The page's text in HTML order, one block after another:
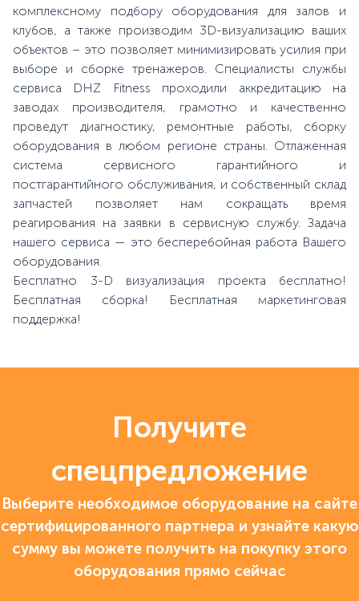
комплексному подбору оборудования для залов и
клубов, а также производим 3D-визуализацию ваших
объектов – это позволяет минимизировать усилия при
выборе и сборке тренажеров. Специалисты службы
сервиса DHZ Fitness проходили аккредитацию на
заводах производителя, грамотно и качественно
проведут диагностику, ремонтные работы, сборку
оборудования в любом регионе страны. Отлаженная
система сервисного гарантийного и
постгарантийного обслуживания, и собственный склад
запчастей позволяет нам сокращать время
реагирования на заявки в сервисную службу. Задача
нашего сервиса — это бесперебойная работа Вашего
оборудования.
Бесплатно 3-D визуализация проекта бесплатно!
Бесплатная сборка! Бесплатная маркетинговая
поддержка!
Получите
спецпредложение
Выберите необходимое оборудование на сайте
сертифицированного партнера и узнайте какую
сумму вы можете получить на покупку этого
оборудования прямо сейчас